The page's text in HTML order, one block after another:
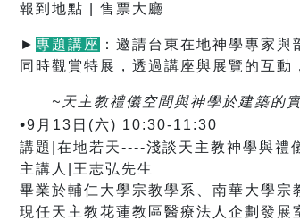
報到地點 | 售票大廳
► 專題講座 ：邀請台東在地神學專家
同時觀賞特展，透過講座與展覽的互動
~天主教禮儀空間與神學於建築的
•9月13日(六) 10:30-11:30
講題|在地若天----淺談天主教神學與禮
主講人|王志弘先生
畢業於輔仁大學宗教學系、南華大學宗
現任天主教花蓮教區醫療法人企劃發展